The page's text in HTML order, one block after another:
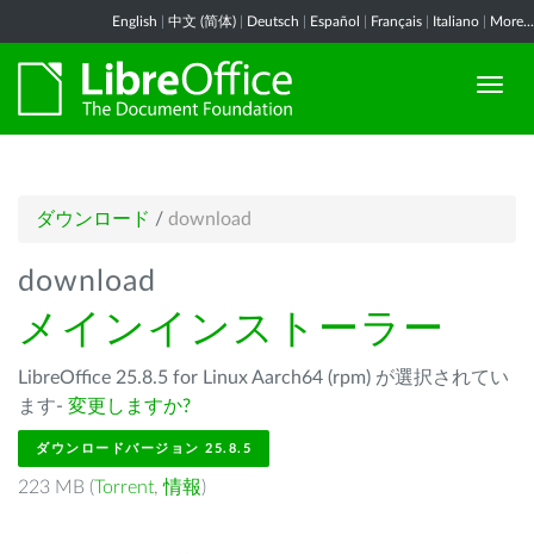
English 中文 (简体) Deutsch Español Français Italiano More...
ダウンロード / download
download
メインインストーラー
LibreOffice 25.8.5 for Linux Aarch64 (rpm) が選択されてい
ます- 変更しますか?
ダウンロードバージョン 25.8.5
223 MB (Torrent,情報)